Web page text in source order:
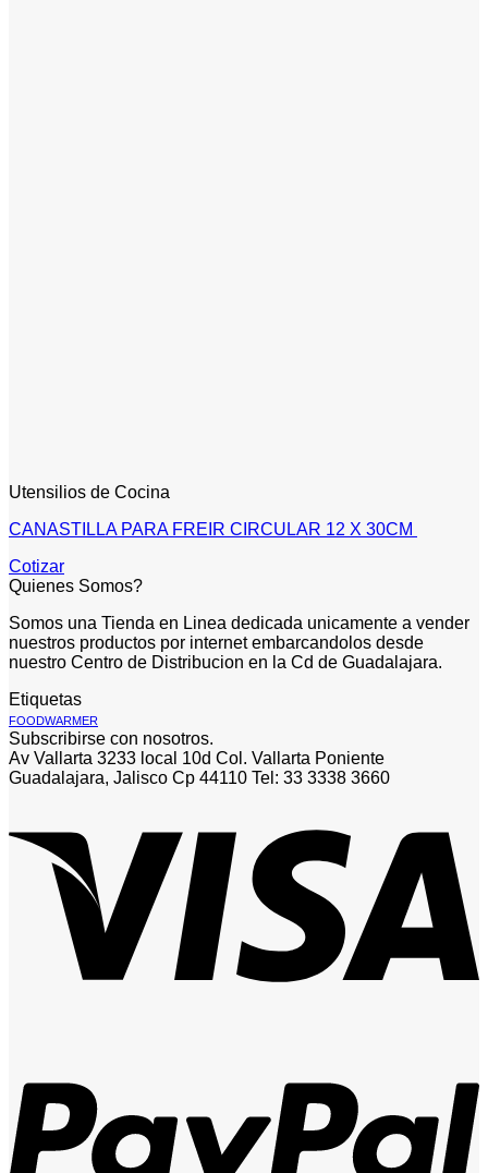
Utensilios de Cocina
CANASTILLA PARA FREIR CIRCULAR 12 X 30CM
Cotizar
Quienes Somos?
Somos una Tienda en Linea dedicada unicamente a vender
nuestros productos por internet embarcandolos desde
nuestro Centro de Distribucion en la Cd de Guadalajara.
Etiquetas
FOODWARMER
Subscribirse con nosotros.
Av Vallarta 3233 local 10d Col. Vallarta Poniente
Guadalajara, Jalisco Cp 44110 Tel: 33 3338 3660